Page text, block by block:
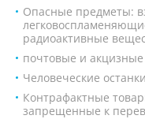
Опасные предметы:
радиоактивные
почтовые и
Человеческие
Контрафактные
запрещенные к